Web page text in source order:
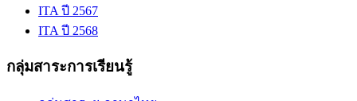
ITA ปี 2567
ITA ปี 2568
กลุ่มสาระการเรียนรู้